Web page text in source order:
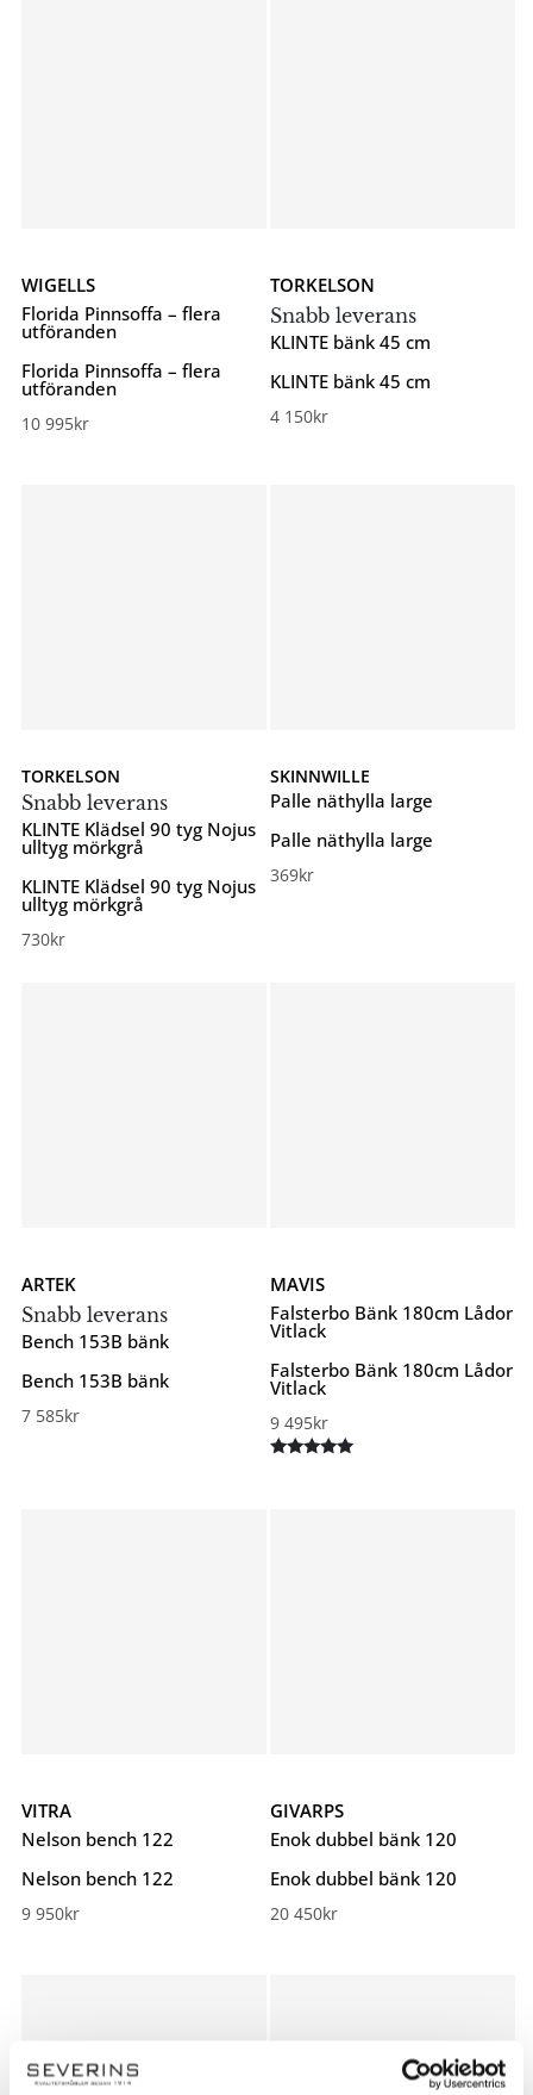
WIGELLS
Florida Pinnsoffa – flera
utföranden
Florida Pinnsoffa – flera
utföranden
10 995kr
TORKELSON
Snabb leverans
KLINTE bänk 45 cm
KLINTE bänk 45 cm
4 150kr
TORKELSON
Snabb leverans
KLINTE Klädsel 90 tyg Nojus
ulltyg mörkgrå
KLINTE Klädsel 90 tyg Nojus
ulltyg mörkgrå
730kr
SKINNWILLE
Palle näthylla large
Palle näthylla large
369kr
ARTEK
Snabb leverans
Bench 153B bänk
Bench 153B bänk
7 585kr
MAVIS
Falsterbo Bänk 180cm Lådor
Vitlack
Falsterbo Bänk 180cm Lådor
Vitlack
9 495kr
VITRA
Nelson bench 122
Nelson bench 122
9 950kr
GIVARPS
Enok dubbel bänk 120
Enok dubbel bänk 120
20 450kr